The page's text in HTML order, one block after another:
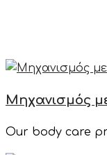
Μηχανισμός
Our body care